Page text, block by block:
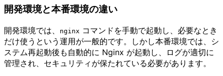
開発環境と本番環境の違い
開発環境では、 nginx コマンドを手動で起動し、必要なとき
だけ使うという運用が一般的です。しかし本番環境では、シ
ステム再起動後も自動的に Nginx が起動し、ログが適切に
管理され、セキュリティが保たれている必要があります。